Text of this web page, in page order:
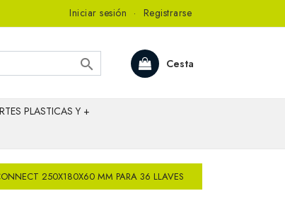
Iniciar sesión · Registrarse
Cesta

PLASTICAS Y +
250X180X60 MM PARA 36 LLAVES